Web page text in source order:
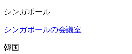
シンガポール
シンガポールの会議室
韓国